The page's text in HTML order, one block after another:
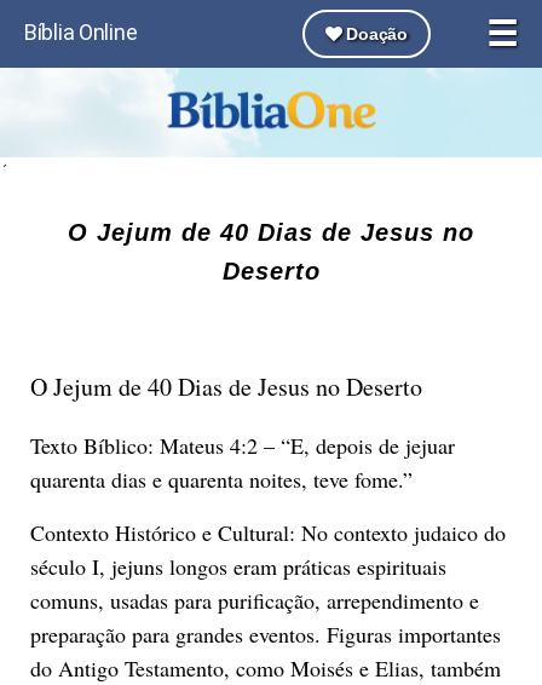
☰
Bíblia Online Doação
´
O Jejum de 40 Dias de Jesus no
Deserto
O Jejum de 40 Dias de Jesus no Deserto
Texto Bíblico: Mateus 4:2 – “E, depois de jejuar
quarenta dias e quarenta noites, teve fome.”
Contexto Histórico e Cultural: No contexto judaico do
século I, jejuns longos eram práticas espirituais
comuns, usadas para purificação, arrependimento e
preparação para grandes eventos. Figuras importantes
do Antigo Testamento, como Moisés e Elias, também